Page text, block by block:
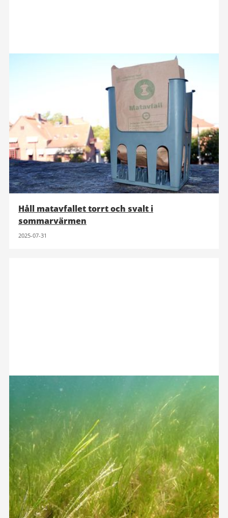
Håll matavfallet torrt och svalt i
sommarvärmen
2025-07-31